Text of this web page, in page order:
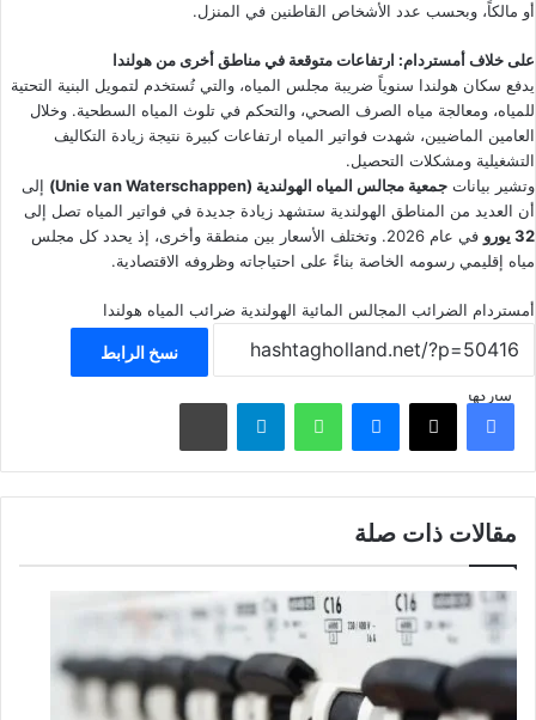
أو مالكاً، وبحسب عدد الأشخاص القاطنين في المنزل.
على خلاف أمستردام: ارتفاعات متوقعة في مناطق أخرى من هولندا
يدفع سكان هولندا سنوياً ضريبة مجلس المياه، والتي تُستخدم لتمويل البنية التحتية
للمياه، ومعالجة مياه الصرف الصحي، والتحكم في تلوث المياه السطحية. وخلال
العامين الماضيين، شهدت فواتير المياه ارتفاعات كبيرة نتيجة زيادة التكاليف
التشغيلية ومشكلات التحصيل.
وتشير بيانات جمعية مجالس المياه الهولندية (Unie van Waterschappen)
إلى
أن العديد من المناطق الهولندية ستشهد زيادة جديدة في فواتير المياه تصل إلى
32 يورو
في عام 2026. وتختلف الأسعار بين منطقة وأخرى، إذ يحدد كل مجلس
مياه إقليمي رسومه الخاصة بناءً على احتياجاته وظروفه الاقتصادية.
أمستردام الضرائب المجالس المائية الهولندية ضرائب المياه هولندا
نسخ الرابط
شاركهافيسبوك ‫X ماسنجر واتساب تيلقرام مشاركة عبر البريد
مقالات ذات صلة